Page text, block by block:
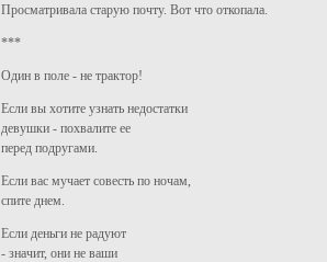
Просматривала старую почту. Вот что откопала.
***
Один в поле - не трактор!
Если вы хотите узнать недостатки
девушки - похвалите ее
перед подругами.
Если вас мучает совесть по ночам,
спите днем.
Если деньги не радуют
- значит, они не ваши